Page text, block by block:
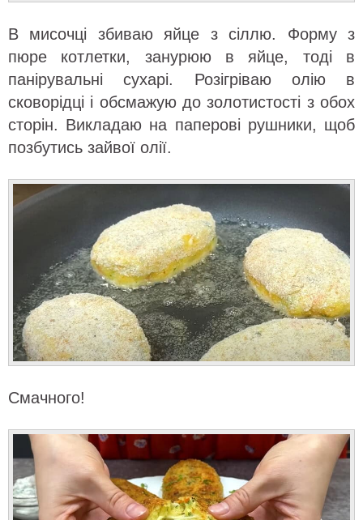
В мисочці збиваю яйце з сіллю. Форму з
пюре котлетки, занурюю в яйце, тоді в
панірувальні сухарі. Розігріваю олію в
сковорідці і обсмажую до золотистості з обох
сторін. Викладаю на паперові рушники, щоб
позбутись зайвої олії.
Смачного!